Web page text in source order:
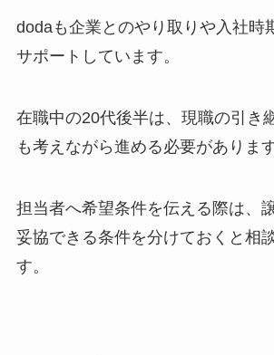
dodaも企業とのやり取りや入社時
サポートしています。
在職中の20代後半は、現職の引き
も考えながら進める必要があります
担当者へ希望条件を伝える際は、
妥協できる条件を分けておくと相
す。